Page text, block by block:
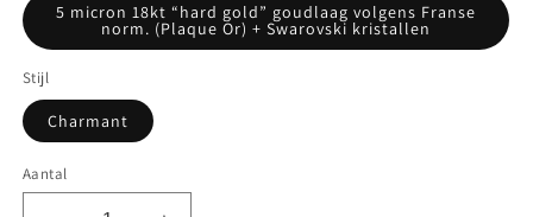
5 micron 18kt “hard gold” goudlaag volgens Franse
norm. (Plaque Or) + Swarovski kristallen
Stijl
Charmant
Aantal